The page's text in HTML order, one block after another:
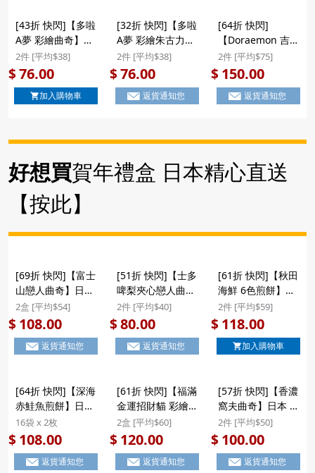
物
[43折 快閃]【多啦
A夢 彩繪曲奇】日
本 永井製菓 多啦A
夢 叮噹 精緻彩繪
不同神態 曲奇禮盒
(12枚) ($76/2件)
2件 [平均$38]
$76.00
加入購物車
[32折 快閃]【多啦
A夢 彩繪朱古力夾
心曲奇】日版 多啦
A夢 叮噹 日本限定
I'm Doraemon 彩
繪朱古力夾心曲奇
件)
2件 [平均$38]
$76.00
返貨通知您
[64折 快閃]
【Doraemon 吉士
醬夾心蛋糕】日版
多啦A夢 叮噹 日本
限定 I'm
Doraemon 表情包
($150/2件) #新年
禮物
2件 [平均$75]
$150.00
返貨通知您
好想買賀年禮盒 日本精心直送
【按此】
[69折 快閃]【富士
山戀人曲奇】日本
前田製菓 富士山牛
奶夾心 戀人曲奇禮
盒 (10件) ($108/2
盒) #新年禮物
2盒 [平均$54]
$108.00
返貨通知您
[51折 快閃]【士多
啤梨夾心戀人曲
奇】日本 前田製菓
士多啤梨夾心 戀人
曲奇禮盒 (10件)
($80/2件)
2件 [平均$40]
$80.00
返貨通知您
[61折 快閃]【秋田
海鮮 6色煎餅】日
本 中浦製菓 秋田
海鮮特產 6種雜錦
煎餅禮盒 (12件)
($118/2件) #新年
2件 [平均$59]
$118.00
加入購物車
[64折 快閃]【深海
赤鮭魚煎餅】日本
中浦製菓 季節限定
深海鮮甜赤鮭魚 名
貴煎餅禮盒 (32枚)
#新年禮物
16袋 x 2枚
$108.00
返貨通知您
[61折 快閃]【福滿
金運招財貓 彩繪曲
奇】日本 金萬堂本
舗 福滿金運招財貓
彩繪檸檬白朱古力
夾心曲奇 豪華燙金
2盒 [平均$60]
$120.00
返貨通知您
[57折 快閃]【香濃
窩夫曲奇】日本 斎
藤前田製菓 朱古力
及牛油原味 香濃烘
焙窩夫造型曲奇禮
盒 (18件) ($100/2
2件 [平均$50]
$100.00
返貨通知您